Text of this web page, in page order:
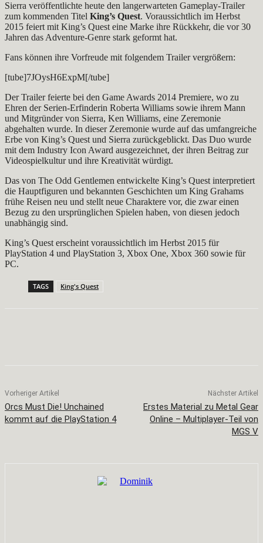
Sierra veröffentlichte heute den langerwarteten Gameplay-Trailer
zum kommenden Titel King’s Quest. Voraussichtlich im Herbst
2015 feiert mit King’s Quest eine Marke ihre Rückkehr, die vor 30
Jahren das Adventure-Genre stark geformt hat.
Fans können ihre Vorfreude mit folgendem Trailer vergrößern:
[tube]7JOysH6ExpM[/tube]
Der Trailer feierte bei den Game Awards 2014 Premiere, wo zu
Ehren der Serien-Erfinderin Roberta Williams sowie ihrem Mann
und Mitgründer von Sierra, Ken Williams, eine Zeremonie
abgehalten wurde. In dieser Zeremonie wurde auf das umfangreiche
Erbe von King’s Quest und Sierra zurückgeblickt. Das Duo wurde
mit dem Industry Icon Award ausgezeichnet, der ihren Beitrag zur
Videospielkultur und ihre Kreativität würdigt.
Das von The Odd Gentlemen entwickelte King’s Quest interpretiert
die Hauptfiguren und bekannten Geschichten um King Grahams
frühe Reisen neu und stellt neue Charaktere vor, die zwar einen
Bezug zu den ursprünglichen Spielen haben, von diesen jedoch
unabhängig sind.
King’s Quest erscheint voraussichtlich im Herbst 2015 für
PlayStation 4 und PlayStation 3, Xbox One, Xbox 360 sowie für
PC.
TAGS King's Quest
Vorheriger Artikel
Orcs Must Die! Unchained
kommt auf die PlayStation 4
Nächster Artikel
Erstes Material zu Metal Gear
Online – Multiplayer-Teil von
MGS V